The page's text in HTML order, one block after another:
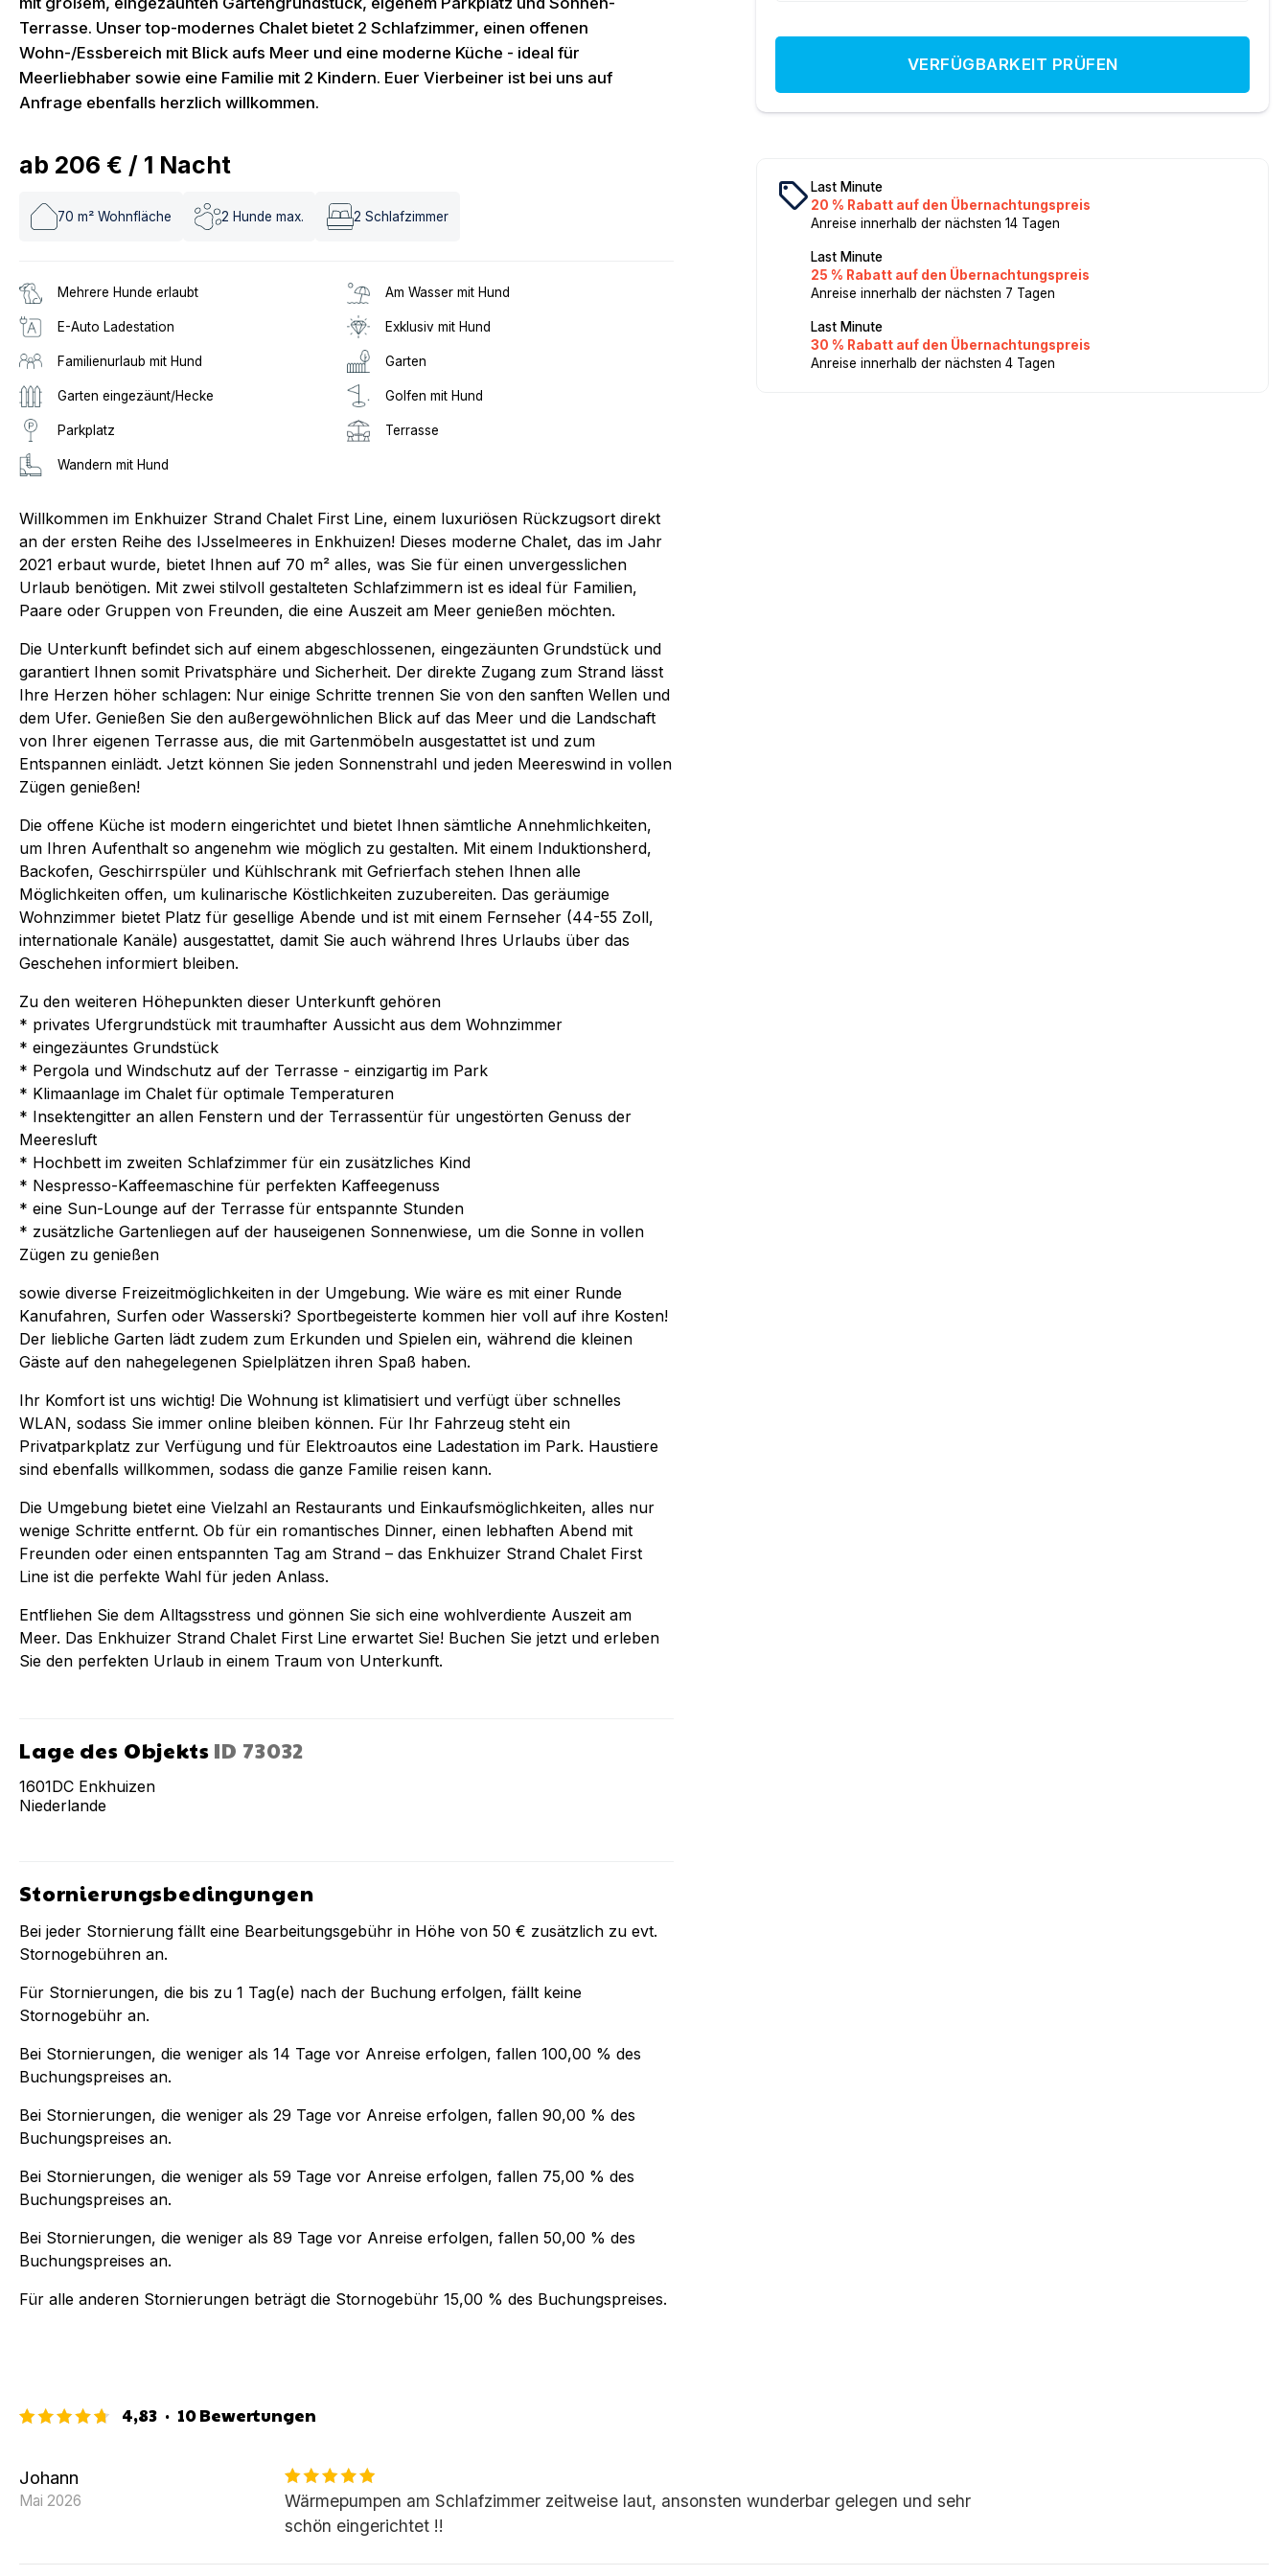
Terrasse. Unser top-modernes Chalet bietet 2 Schlafzimmer, einen offenen
Wohn-/Essbereich mit Blick aufs Meer und eine moderne Küche - ideal für
Meerliebhaber sowie eine Familie mit 2 Kindern. Euer Vierbeiner ist bei uns auf
Anfrage ebenfalls herzlich willkommen.
ab 206 € / 1 Nacht
70 m² Wohnfläche 2 Hunde max. 2 Schlafzimmer
Mehrere Hunde erlaubt Am Wasser mit Hund
E-Auto Ladestation Exklusiv mit Hund
Familienurlaub mit Hund Garten
Garten eingezäunt/Hecke Golfen mit Hund
Parkplatz Terrasse
Wandern mit Hund
Willkommen im Enkhuizer Strand Chalet First Line, einem luxuriösen Rückzugsort direkt
an der ersten Reihe des IJsselmeeres in Enkhuizen! Dieses moderne Chalet, das im Jahr
2021 erbaut wurde, bietet Ihnen auf 70 m² alles, was Sie für einen unvergesslichen
Urlaub benötigen. Mit zwei stilvoll gestalteten Schlafzimmern ist es ideal für Familien,
Paare oder Gruppen von Freunden, die eine Auszeit am Meer genießen möchten.
Die Unterkunft befindet sich auf einem abgeschlossenen, eingezäunten Grundstück und
garantiert Ihnen somit Privatsphäre und Sicherheit. Der direkte Zugang zum Strand lässt
Ihre Herzen höher schlagen: Nur einige Schritte trennen Sie von den sanften Wellen und
dem Ufer. Genießen Sie den außergewöhnlichen Blick auf das Meer und die Landschaft
von Ihrer eigenen Terrasse aus, die mit Gartenmöbeln ausgestattet ist und zum
Entspannen einlädt. Jetzt können Sie jeden Sonnenstrahl und jeden Meereswind in vollen
Zügen genießen!
Die offene Küche ist modern eingerichtet und bietet Ihnen sämtliche Annehmlichkeiten,
um Ihren Aufenthalt so angenehm wie möglich zu gestalten. Mit einem Induktionsherd,
Backofen, Geschirrspüler und Kühlschrank mit Gefrierfach stehen Ihnen alle
Möglichkeiten offen, um kulinarische Köstlichkeiten zuzubereiten. Das geräumige
Wohnzimmer bietet Platz für gesellige Abende und ist mit einem Fernseher (44-55 Zoll,
internationale Kanäle) ausgestattet, damit Sie auch während Ihres Urlaubs über das
Geschehen informiert bleiben.
Zu den weiteren Höhepunkten dieser Unterkunft gehören
* privates Ufergrundstück mit traumhafter Aussicht aus dem Wohnzimmer
* eingezäuntes Grundstück
* Pergola und Windschutz auf der Terrasse - einzigartig im Park
* Klimaanlage im Chalet für optimale Temperaturen
* Insektengitter an allen Fenstern und der Terrassentür für ungestörten Genuss der
Meeresluft
* Hochbett im zweiten Schlafzimmer für ein zusätzliches Kind
* Nespresso-Kaffeemaschine für perfekten Kaffeegenuss
* eine Sun-Lounge auf der Terrasse für entspannte Stunden
* zusätzliche Gartenliegen auf der hauseigenen Sonnenwiese, um die Sonne in vollen
Zügen zu genießen
sowie diverse Freizeitmöglichkeiten in der Umgebung. Wie wäre es mit einer Runde
Kanufahren, Surfen oder Wasserski? Sportbegeisterte kommen hier voll auf ihre Kosten!
Der liebliche Garten lädt zudem zum Erkunden und Spielen ein, während die kleinen
Gäste auf den nahegelegenen Spielplätzen ihren Spaß haben.
Ihr Komfort ist uns wichtig! Die Wohnung ist klimatisiert und verfügt über schnelles
WLAN, sodass Sie immer online bleiben können. Für Ihr Fahrzeug steht ein
Privatparkplatz zur Verfügung und für Elektroautos eine Ladestation im Park. Haustiere
sind ebenfalls willkommen, sodass die ganze Familie reisen kann.
Die Umgebung bietet eine Vielzahl an Restaurants und Einkaufsmöglichkeiten, alles nur
wenige Schritte entfernt. Ob für ein romantisches Dinner, einen lebhaften Abend mit
Freunden oder einen entspannten Tag am Strand – das Enkhuizer Strand Chalet First
Line ist die perfekte Wahl für jeden Anlass.
Entfliehen Sie dem Alltagsstress und gönnen Sie sich eine wohlverdiente Auszeit am
Meer. Das Enkhuizer Strand Chalet First Line erwartet Sie! Buchen Sie jetzt und erleben
Sie den perfekten Urlaub in einem Traum von Unterkunft.
Lage des Objekts ID 73032
1601DC Enkhuizen
Niederlande
Stornierungsbedingungen
Bei jeder Stornierung fällt eine Bearbeitungsgebühr in Höhe von 50 € zusätzlich zu evt.
Stornogebühren an.
Für Stornierungen, die bis zu 1 Tag(e) nach der Buchung erfolgen, fällt keine
Stornogebühr an.
Bei Stornierungen, die weniger als 14 Tage vor Anreise erfolgen, fallen 100,00 % des
Buchungspreises an.
Bei Stornierungen, die weniger als 29 Tage vor Anreise erfolgen, fallen 90,00 % des
Buchungspreises an.
Bei Stornierungen, die weniger als 59 Tage vor Anreise erfolgen, fallen 75,00 % des
Buchungspreises an.
Bei Stornierungen, die weniger als 89 Tage vor Anreise erfolgen, fallen 50,00 % des
Buchungspreises an.
Für alle anderen Stornierungen beträgt die Stornogebühr 15,00 % des Buchungspreises.
VERFÜGBARKEIT PRÜFEN
local_offerLast Minute
20 % Rabatt auf den Übernachtungspreis
Anreise innerhalb der nächsten 14 Tagen
Last Minute
25 % Rabatt auf den Übernachtungspreis
Anreise innerhalb der nächsten 7 Tagen
Last Minute
30 % Rabatt auf den Übernachtungspreis
Anreise innerhalb der nächsten 4 Tagen
4,83 · 10Bewertungen
Johann
Mai 2026
Wärmepumpen am Schlafzimmer zeitweise laut, ansonsten wunderbar gelegen und sehr
schön eingerichtet !!